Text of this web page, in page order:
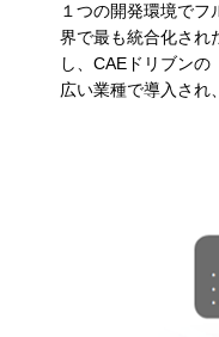
１つの開発環境で
界で最も統合化され
し、CAEドリブン
広い業種で導入され